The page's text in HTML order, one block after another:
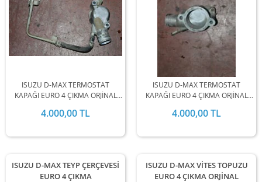
ISUZU D-MAX TERMOSTAT
KAPAĞI EURO 4 ÇIKMA ORJİNAL
MODEL ARALIĞINDA
4.000,00 TL
ISUZU D-MAX TERMOSTAT
KAPAĞI EURO 4 ÇIKMA ORJİNAL
MODEL ARALIĞINDA
4.000,00 TL
ISUZU D-MAX TEYP ÇERÇEVESİ
EURO 4 ÇIKMA
ISUZU D-MAX VİTES TOPUZU
EURO 4 ÇIKMA ORJİNAL